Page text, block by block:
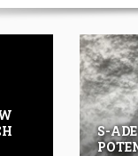
S-